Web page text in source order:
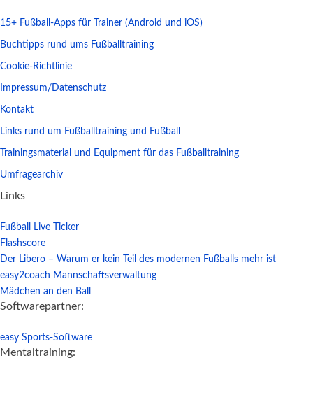
15+ Fußball-Apps für Trainer (Android und iOS)
Buchtipps rund ums Fußballtraining
Cookie-Richtlinie
Impressum/Datenschutz
Kontakt
Links rund um Fußballtraining und Fußball
Trainingsmaterial und Equipment für das Fußballtraining
Umfragearchiv
Links
Fußball Live Ticker
Flashscore
Der Libero – Warum er kein Teil des modernen Fußballs mehr ist
easy2coach Mannschaftsverwaltung
Mädchen an den Ball
Softwarepartner:
easy Sports-Software
Mentaltraining: